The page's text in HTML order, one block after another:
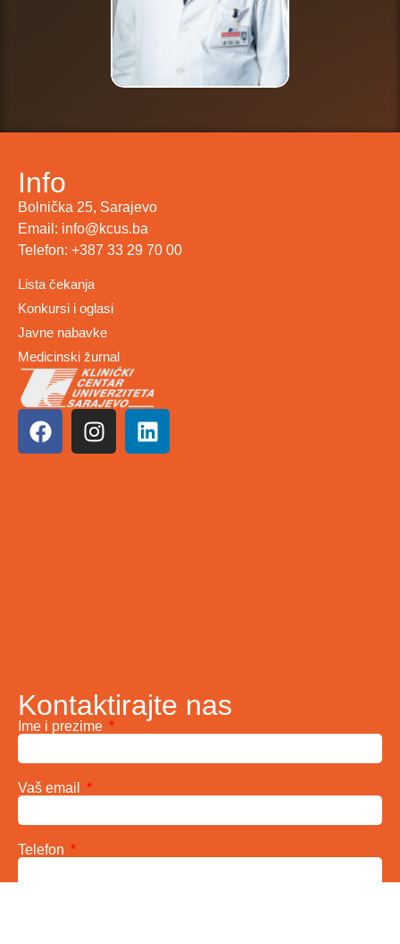
Info
Bolnička 25, Sarajevo
Email: info@kcus.ba
Telefon: +387 33 29 70 00
Lista čekanja
Konkursi i oglasi
Javne nabavke
Medicinski žurnal
Kontaktirajte nas
Ime i prezime
Vaš email
Telefon